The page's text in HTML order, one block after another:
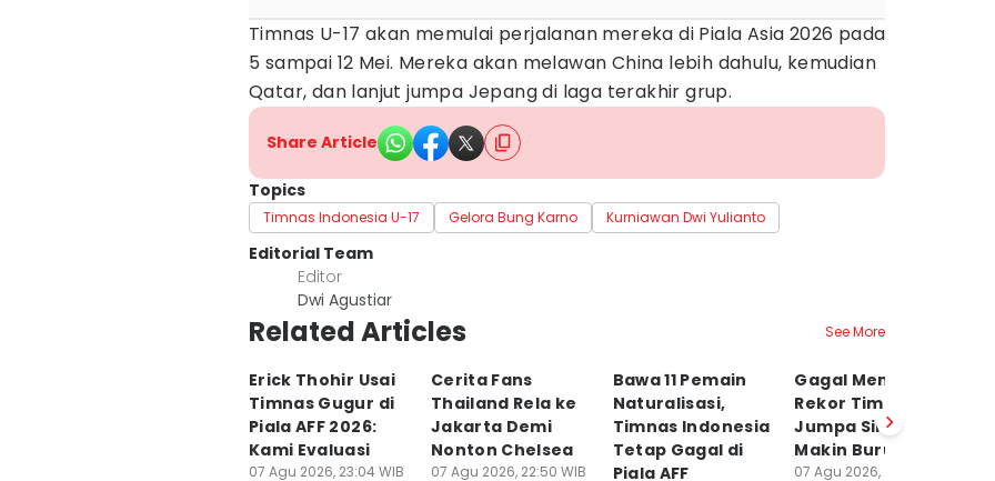
Timnas U-17 akan memulai perjalanan mereka di Piala Asia 2026 pada
5 sampai 12 Mei. Mereka akan melawan China lebih dahulu, kemudian
Qatar, dan lanjut jumpa Jepang di laga terakhir grup.
Share Article
Topics
Timnas Indonesia U-17 Gelora Bung Karno Kurniawan Dwi Yulianto
Editorial Team
Editor
Dwi Agustiar
Related Articles See More
Erick Thohir Usai
Timnas Gugur di
Piala AFF 2026:
Kami Evaluasi
07 Agu 2026, 23:04 WIB
Cerita Fans
Thailand Rela ke
Jakarta Demi
Nonton Chelsea
07 Agu 2026, 22:50 WIB
Bawa 11 Pemain
Naturalisasi,
Timnas Indonesia
Tetap Gagal di
Piala AFF
Gagal Menang,
Rekor Timnas saat
Jumpa Singapura
Makin Buruk
07 Agu 2026, 22:11 WIB